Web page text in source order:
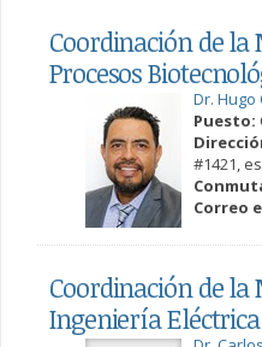
Coordinación de la
Procesos
Dr. Hugo
Puesto:
#1421,
Correo
Coordinación de la
Ingeniería Eléctrica